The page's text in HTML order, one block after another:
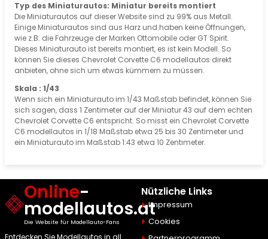
Typ des Miniaturautos: Miniatur bereits montiert
Die Miniaturautos auf dieser Website sind zu 99% aus Metall.
Einige Miniaturautos sind aus Harz und haben keine Öffnungen,
wie z.B. die Fahrzeuge der Marken Ottomobile oder GT Spirit.
Dieses Miniaturauto ist bereits montiert, es ist kein Modell. So
können Sie dieses Chevrolet Corvette C6 modellautos direkt
anbieten, ohne sich um etwas kümmern zu müssen.
Skala : 1/43
Wenn sich ein Miniaturauto im 1/43 Maßstab befindet, können Sie
sich sagen, dass 1 Zentimeter auf der Miniatur 43 auf dem echten
Chevrolet Corvette C6 entspricht. So misst ein Chevrolet Corvette
C6 modellautos in 1/18 Maßstab etwa 25 bis 30 Zentimeter und
ein Miniaturauto im Maßstab 1:43 etwa 10 Zentimeter.
Online-
modellautos.at
Die Website für Modellauto-Fans
Nützliche Links
Impressum
Cookies